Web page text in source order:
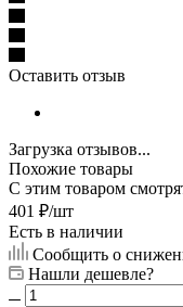
Оставить отзыв
Загрузка отзывов...
Похожие товары
С этим товаром
401 ₽/шт
Есть в наличии
Сообщить о
Нашли дешевле?